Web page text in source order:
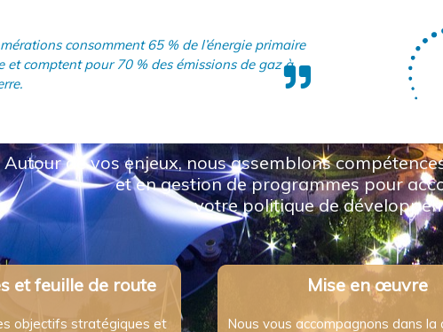
consomment 65 % de l’énergie primaire
et comptent pour 70 % des émissions de gaz à
Autour de vos enjeux, nous assemblons
et en gestion de programmes pour
votre politique de
et feuille de route
objectifs stratégiques et
Mise en œuvre
Nous vous accompagnons dans la